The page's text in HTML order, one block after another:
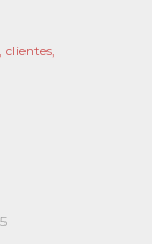
clientes